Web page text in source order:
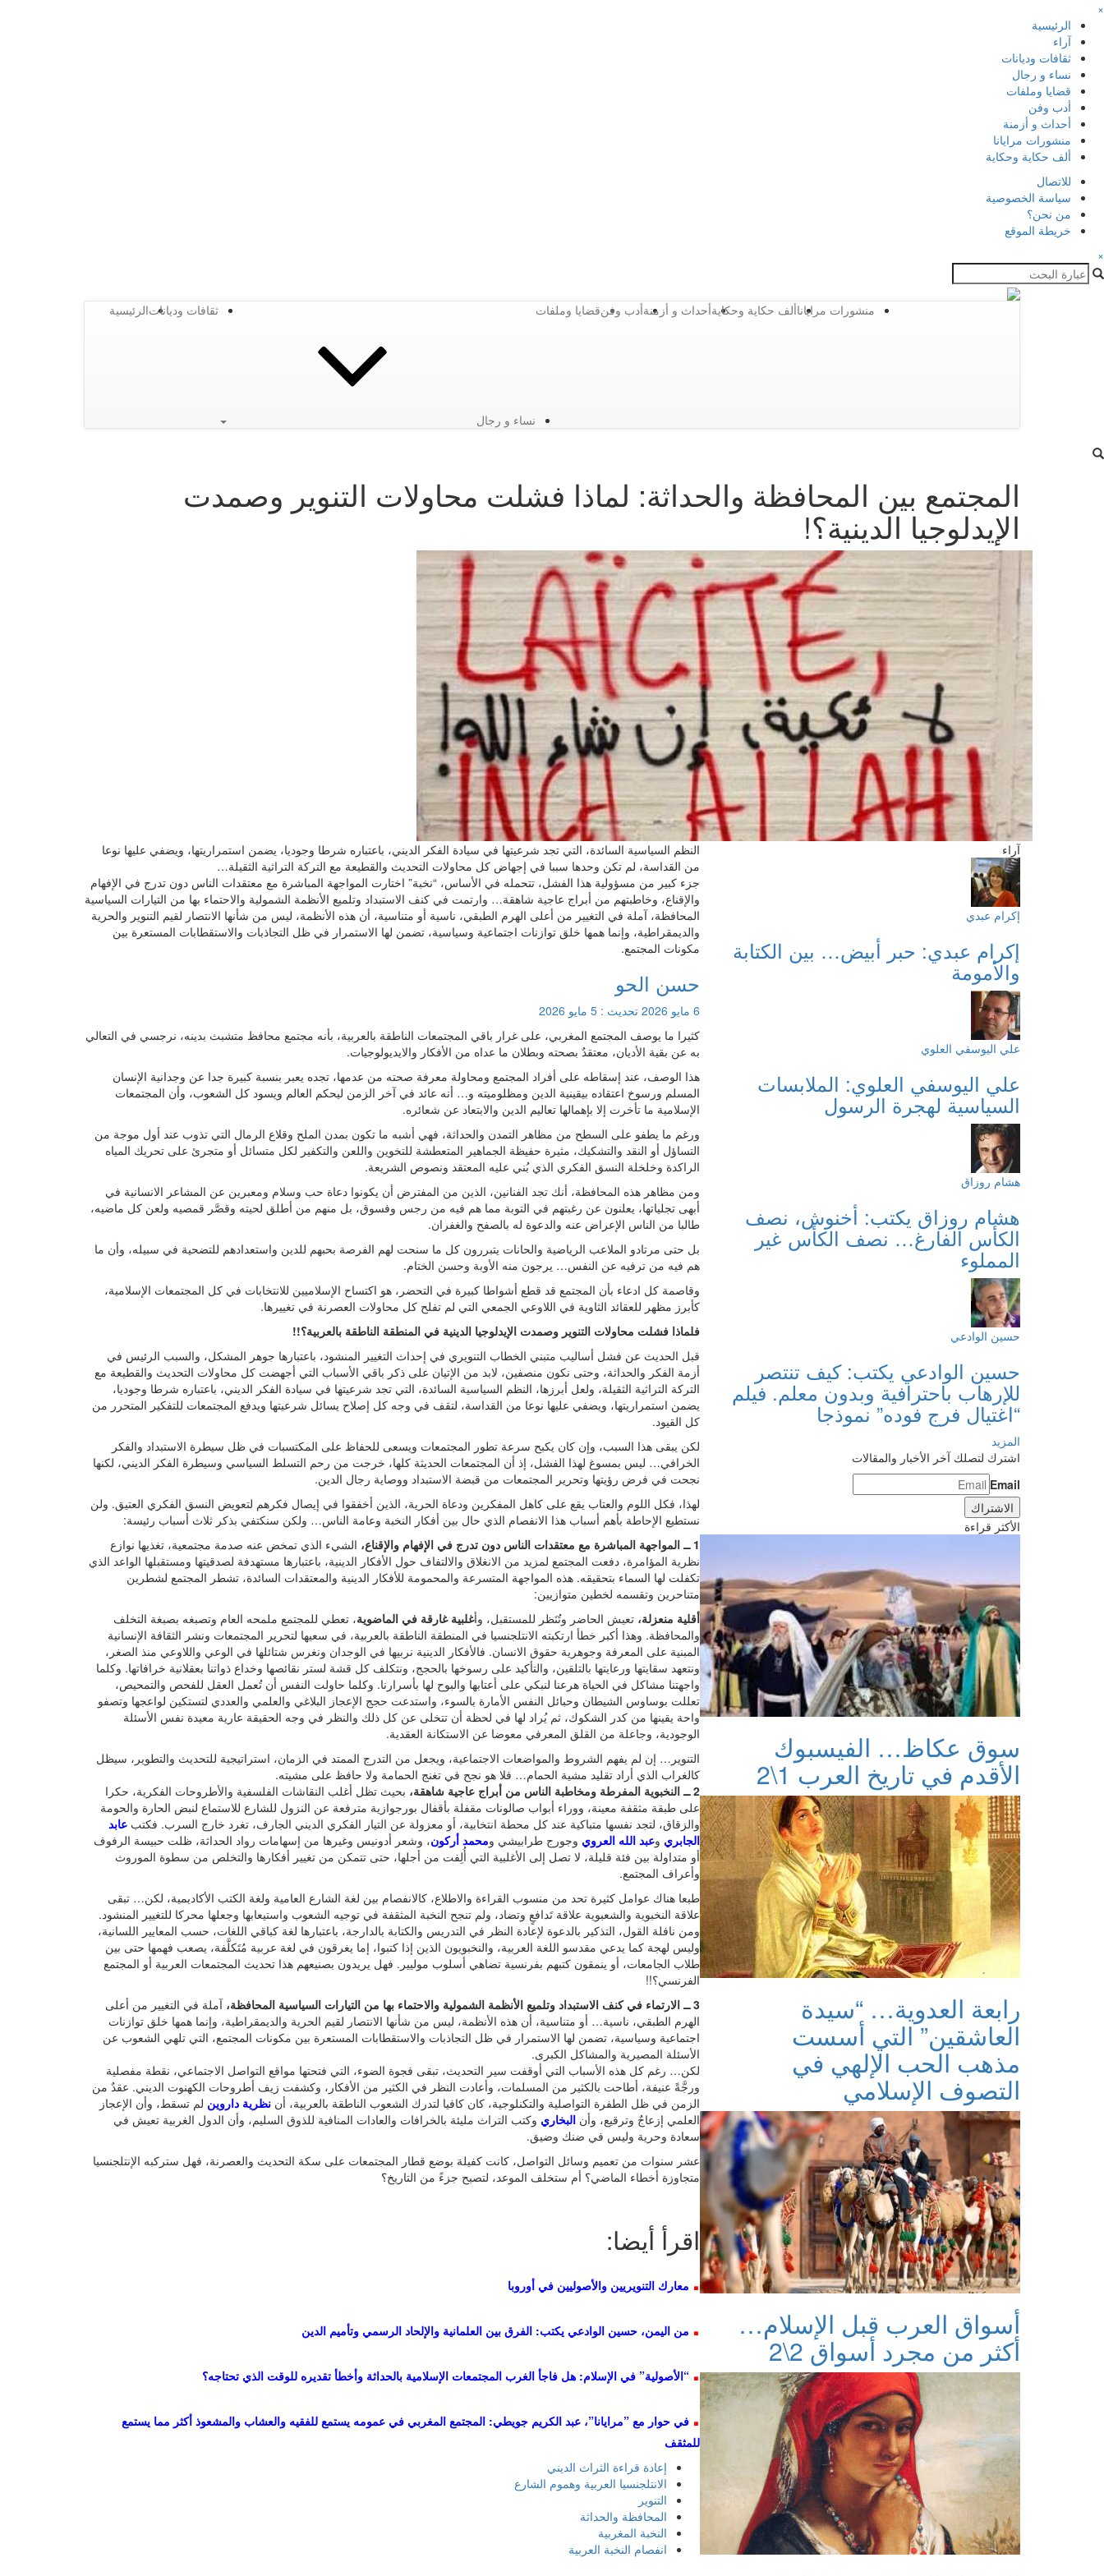
×
الرئيسية
آراء
ثقافات وديانات
نساء و رجال
قضايا وملفات
أدب وفن
أحداث و أزمنة
منشورات مرايانا
ألف حكاية وحكاية
للاتصال
سياسة الخصوصية
من نحن؟
خريطة الموقع
×
الرئيسيةثقافات وديانات
نساء و رجال
قضايا وملفاتأدب وفنأحداث و أزمنةألف حكاية وحكايةمنشورات مرايانا
المجتمع بين المحافظة والحداثة: لماذا فشلت محاولات التنوير وصمدت
الإيدلوجيا الدينية؟!
النظم السياسية السائدة، التي تجد شرعيتها في سيادة الفكر الديني، باعتباره شرطا وجوديا، يضمن استمراريتها، ويضفي عليها نوعا
من القداسة، لم تكن وحدها سببا في إجهاض كل محاولات التحديث والقطيعة مع التركة التراثية الثقيلة…
جزء كبير من مسؤولية هذا الفشل، تتحمله في الأساس، “نخبة” اختارت المواجهة المباشرة مع معتقدات الناس دون تدرج في الإفهام
والإقناع، وخاطبتهم من أبراج عاجية شاهقة… وارتمت في كنف الاستبداد وتلميع الأنظمة الشمولية والاحتماء بها من التيارات السياسية
المحافظة، آملة في التغيير من أعلى الهرم الطبقي، ناسية أو متناسية، أن هذه الأنظمة، ليس من شأنها الانتصار لقيم التنوير والحرية
والديمقراطية، وإنما همها خلق توازنات اجتماعية وسياسية، تضمن لها الاستمرار في ظل التجاذبات والاستقطابات المستعرة بين
مكونات المجتمع.
حسن الحو
6 مايو 2026 تحديث : 5 مايو 2026
كثيرا ما يوصف المجتمع المغربي، على غرار باقي المجتمعات الناطقة بالعربية، بأنه مجتمع محافظ متشبث بدينه، نرجسي في التعالي
به عن بقية الأديان، معتقدٌ بصحته وبطلان ما عداه من الأفكار والايديولوجيات.
هذا الوصف، عند إسقاطه على أفراد المجتمع ومحاولة معرفة صحته من عدمها، تجده يعبر بنسبة كبيرة جدا عن وجدانية الإنسان
المسلم ورسوخ اعتقاده بيقينية الدين ومظلوميته و… أنه عائد في آخر الزمن ليحكم العالم ويسود كل الشعوب، وأن المجتمعات
الإسلامية ما تأخرت إلا بإهمالها تعاليم الدين والابتعاد عن شعائره.
ورغم ما يطفو على السطح من مظاهر التمدن والحداثة، فهي أشبه ما تكون بمدن الملح وقلاع الرمال التي تذوب عند أول موجة من
التساؤل أو النقد والتشكيك، مثيرة حفيظة الجماهير المتعطشة للتخوين واللعن والتكفير لكل متسائل أو متجرئ على تحريك المياه
الراكدة وخلخلة النسق الفكري الذي بُني عليه المعتقد ونصوص الشريعة.
ومن مظاهر هذه المحافظة، أنك تجد الفنانين، الذين من المفترض أن يكونوا دعاة حب وسلام ومعبرين عن المشاعر الانسانية في
أبهى تجلياتها، يعلنون عن رغبتهم في التوبة مما هم فيه من رجس وفسوق، بل منهم من أطلق لحيته وقصَّر قمصيه ولعن كل ماضيه،
طالبا من الناس الإعراض عنه والدعوة له بالصفح والغفران.
بل حتى مرتادو الملاعب الرياضية والحانات يتبررون كل ما سنحت لهم الفرصة بحبهم للدين واستعدادهم للتضحية في سبيله، وأن ما
هم فيه من ترفيه عن النفس… يرجون منه الأوبة وحسن الختام.
وقاصمة كل ادعاء بأن المجتمع قد قطع أشواطا كبيرة في التحضر، هو اكتساح الإسلاميين للانتخابات في كل المجتمعات الإسلامية،
كأبرز مظهر للعقائد الثاوية في اللاوعي الجمعي التي لم تفلح كل محاولات العصرنة في تغييرها.
فلماذا فشلت محاولات التنوير وصمدت الإيدلوجيا الدينية في المنطقة الناطقة بالعربية؟!!
قبل الحديث عن فشل أساليب متبني الخطاب التنويري في إحداث التغيير المنشود، باعتبارها جوهر المشكل، والسبب الرئيس في
أزمة الفكر والحداثة، وحتى نكون منصفين، لابد من الإتيان على ذكر باقي الأسباب التي أجهضت كل محاولات التحديث والقطيعة مع
التركة التراثية الثقيلة، ولعل أبرزها، النظم السياسية السائدة، التي تجد شرعيتها في سيادة الفكر الديني، باعتباره شرطا وجوديا،
يضمن استمراريتها، ويضفي عليها نوعا من القداسة، لتقف في وجه كل إصلاح يسائل شرعيتها ويدفع المجتمعات للتفكير المتحرر من
كل القيود.
لكن يبقى هذا السبب، وإن كان يكبح سرعة تطور المجتمعات ويسعى للحفاظ على المكتسبات في ظل سيطرة الاستبداد والفكر
الخرافي… ليس بمسوغ لهذا الفشل، إذ أن المجتمعات الحديثة كلها، خرجت من رحم التسلط السياسي وسيطرة الفكر الديني، لكنها
نجحت في فرض رؤيتها وتحرير المجتمعات من قبضة الاستبداد ووصاية رجال الدين.
لهذا، فكل اللوم والعتاب يقع على كاهل المفكرين ودعاة الحرية، الذين أخفقوا في إيصال فكرهم لتعويض النسق الفكري العتيق. ولن
نستطيع الإحاطة بأهم أسباب هذا الانفصام الذي حال بين أفكار النخبة وعامة الناس… ولكن سنكتفي بذكر ثلاث أسباب رئيسة:
1 ــ المواجهة المباشرة مع معتقدات الناس دون تدرج في الإفهام والإقناع،
الشيء الذي تمخض عنه صدمة مجتمعية، تغذيها نوازع
نظرية المؤامرة، دفعت المجتمع لمزيد من الانغلاق والالتفاف حول الأفكار الدينية، باعتبارها مستهدفة لصدقيتها ومستقبلها الواعد الذي
تكفلت لها السماء بتحقيقه. هذه المواجهة المتسرعة والمحمومة للأفكار الدينية والمعتقدات السائدة، تشطر المجتمع لشطرين
متناحرين وتقسمه لخطين متوازيين:
أقلية منعزلة، تعيش الحاضر وتُنَظر للمستقبل، وأغلبية غارقة في الماضوية، تعطي للمجتمع ملمحه العام وتصبغه بصبغة التخلف
والمحافظة. وهذا أكبر خطأ ارتكبته الانتلجنسيا في المنطقة الناطقة بالعربية، في سعيها لتحرير المجتمعات ونشر الثقافة الإنسانية
المبنية على المعرفة وجوهرية حقوق الانسان. فالأفكار الدينية نربيها في الوجدان ونغرس شتائلها في الوعي واللاوعي منذ الصغر،
ونتعهد سقايتها ورعايتها بالتلقين، والتأكيد على رسوخها بالحجج، ونتكلف كل قشة لستر نقائصها وخداع ذواتنا بعقلانية خرافاتها. وكلما
واجهتنا مشاكل في الحياة هرعنا لنبكي على أعتابها والبوح لها بأسرارنا. وكلما حاولت النفس أن تُعمل العقل للفحص والتمحيص،
تعللت بوساوس الشيطان وحبائل النفس الأمارة بالسوء، واستدعت حجج الإعجاز البلاغي والعلمي والعددي لتستكين لواعجها وتصفو
واحة يقينها من كدر الشكوك، ثم يُراد لها في لحظة أن تتخلى عن كل ذلك والنظر في وجه الحقيقة عارية معيدة نفس الأسئلة
الوجودية، وجاعلة من القلق المعرفي معوضا عن الاستكانة العقدية.
التنوير… إن لم يفهم الشروط والمواضعات الاجتماعية، ويجعل من التدرج الممتد في الزمان، استراتيجية للتحديث والتطوير، سيظل
كالغراب الذي أراد تقليد مشية الحمام… فلا هو نجح في تغنج الحمامة ولا حافظ على مشيته.
2 ــ النخبوية المفرطة ومخاطبة الناس من أبراج عاجية شاهقة،
بحيث تظل أغلب النقاشات الفلسفية والأطروحات الفكرية، حكرا
على طبقة مثقفة معينة، ووراء أبواب صالونات مقفلة بأقفال بورجوازية مترفعة عن النزول للشارع للاستماع لنبض الحارة والحومة
والزقاق، لتجد نفسها متباكية عند كل محطة انتخابية، أو معزولة عن التيار الفكري الديني الجارف، تغرد خارج السرب. فكتب عابد
الجابري وعبد الله العروي وجورج طرابيشي ومحمد أركون، وشعر أدونيس وغيرها من إسهامات رواد الحداثة، ظلت حبيسة الرفوف
أو متداولة بين فئة قليلة، لا تصل إلى الأغلبية التي أُلِفت من أجلها، حتى تتمكن من تغيير أفكارها والتخلص من سطوة الموروث
وأعراف المجتمع.
طبعا هناك عوامل كثيرة تحد من منسوب القراءة والاطلاع، كالانفصام بين لغة الشارع العامية ولغة الكتب الأكاديمية، لكن… تبقى
علاقة النخبوية والشعبوية علاقة تَدافعٍ وتضاد، ولم تنجح النخبة المثقفة في توجيه الشعوب واستيعابها وجعلها محركا للتغيير المنشود.
ومن نافلة القول، التذكير بالدعوة لإعادة النظر في التدريس والكتابة بالدارجة، باعتبارها لغة كباقي اللغات، حسب المعايير اللسانية،
وليس لهجة كما يدعي مقدسو اللغة العربية، والنخبويون الذين إذا كتبوا، إما يغرقون في لغة عربية مُتَكلَّفة، يصعب فهمها حتى بين
طلاب الجامعات، أو ينمقون كتبهم بفرنسية تضاهي أسلوب موليير. فهل يريدون بصنيعهم هذا تحديث المجتمعات العربية أو المجتمع
الفرنسي؟!!
3 ــ الارتماء في كنف الاستبداد وتلميع الأنظمة الشمولية والاحتماء بها من التيارات السياسية المحافظة،
آملة في التغيير من أعلى
الهرم الطبقي، ناسية… أو متناسية، أن هذه الأنظمة، ليس من شأنها الانتصار لقيم الحرية والديمقراطية، وإنما همها خلق توازنات
اجتماعية وسياسية، تضمن لها الاستمرار في ظل التجاذبات والاستقطابات المستعرة بين مكونات المجتمع، التي تلهي الشعوب عن
الأسئلة المصيرية والمشاكل الكبرى.
لكن… رغم كل هذه الأسباب التي أوقفت سير التحديث، تبقى فجوة الضوء، التي فتحتها مواقع التواصل الاجتماعي، نقطة مفصلية
ورجَّةً عنيفة، أطاحت بالكثير من المسلمات، وأعادت النظر في الكثير من الأفكار، وكشفت زيف أطروحات الكهنوت الديني. عقدٌ من
الزمن في ظل الطفرة التواصلية والتكنلوجية، كان كافيا لتدرك الشعوب الناطقة بالعربية، أن نظرية داروين لم تسقط، وأن الإعجاز
العلمي إزعاجٌ وترقيع، وأن البخاري وكتب التراث مليئة بالخرافات والعادات المنافية للذوق السليم، وأن الدول الغربية تعيش في
سعادة وحرية وليس في ضنك وضيق.
عشر سنوات من تعميم وسائل التواصل، كانت كفيلة بوضع قطار المجتمعات على سكة التحديث والعصرنة، فهل ستركبه الإنتلجنسيا
متجاوزة أخطاء الماضي؟ أم ستخلف الموعد، لتصبح جزءً من التاريخ؟
اقرأ أيضا:
. معارك التنويريين والأصوليين في أوروبا
. من اليمن، حسين الوادعي يكتب: الفرق بين العلمانية والإلحاد الرسمي وتأميم الدين
. “الأصولية” في الإسلام: هل فاجأ الغرب المجتمعات الإسلامية بالحداثة وأخطأ تقديره للوقت الذي تحتاجه؟
. في حوار مع ”مرايانا”، عبد الكريم جويطي: المجتمع المغربي في عمومه يستمع للفقيه والعشاب والمشعوذ أكثر مما يستمع
للمثقف
إعادة قراءة الثراث الديني
الانتلجنسيا العربية وهموم الشارع
التنوير
المحافظة والحداثة
النخبة المغربية
انفصام النخبة العربية
آراء
إكرام عبدي
إكرام عبدي: حبر أبيض… بين الكتابة
والأمومة
علي اليوسفي العلوي
علي اليوسفي العلوي: الملابسات
السياسية لهجرة الرسول
هشام روزاق
هشام روزاق يكتب: أخنوش، نصف
الكأس الفارغ… نصف الكأس غير
المملوء
حسين الوادعي
حسين الوادعي يكتب: كيف تنتصر
للإرهاب باحترافية وبدون معلم. فيلم
“اغتيال فرج فوده” نموذجا
المزيد
اشترك لتصلك آخر الأخبار والمقالات
Email
الأكثر قراءة
سوق عكاظ… الفيسبوك
الأقدم في تاريخ العرب 1\2
رابعة العدوية… “سيدة
العاشقين” التي أسست
مذهب الحب الإلهي في
التصوف الإسلامي
أسواق العرب قبل الإسلام…
أكثر من مجرد أسواق 2\2